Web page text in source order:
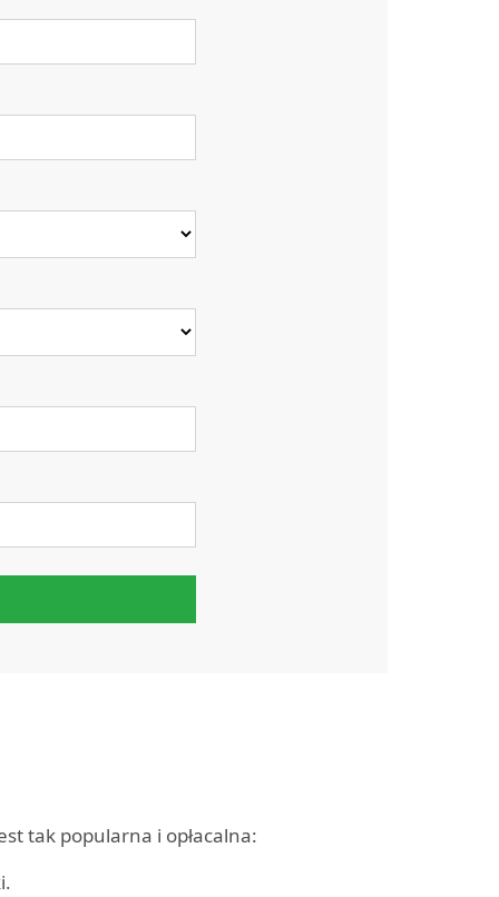
tak popularna i opłacalna: